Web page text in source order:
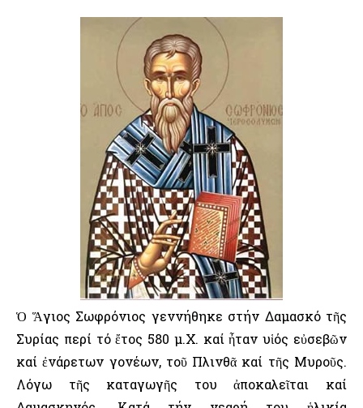
Ὁ Ἅγιος Σωφρόνιος γεννήθηκε στήν Δαμασκό τῆς
Συρίας περί τό ἔτος 580 μ.Χ. καί ἦταν υἱός εὐσεβῶν
καί ἐνάρετων γονέων, τοῦ Πλινθᾶ καί τῆς Μυροῦς.
Λόγω τῆς καταγωγῆς του ἀποκαλεῖται καί